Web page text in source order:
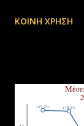
2025
ΚΟΙΝΉ ΧΡΉΣΗ